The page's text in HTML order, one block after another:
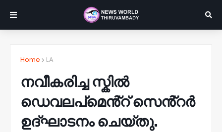
Home LA
നവീകരിച്ച സ്കിൽ
ഡെവലപ്മെൻ്റ് സെൻ്റർ
ഉദ്ഘാടനം ചെയ്തു.